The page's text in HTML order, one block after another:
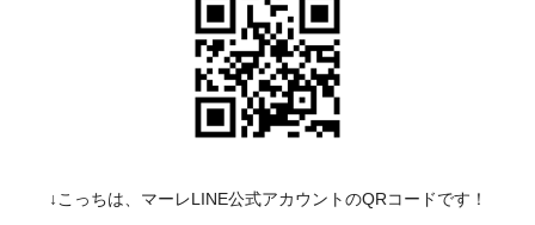
↓こっちは、マーレLINE公式アカウントのQRコードです！